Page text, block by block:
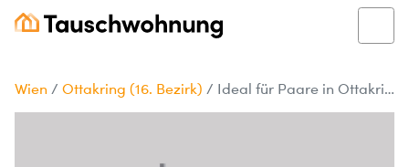
Wien / Ottakring (16. Bezirk) / Ideal für Paare in Ottakring, Wien